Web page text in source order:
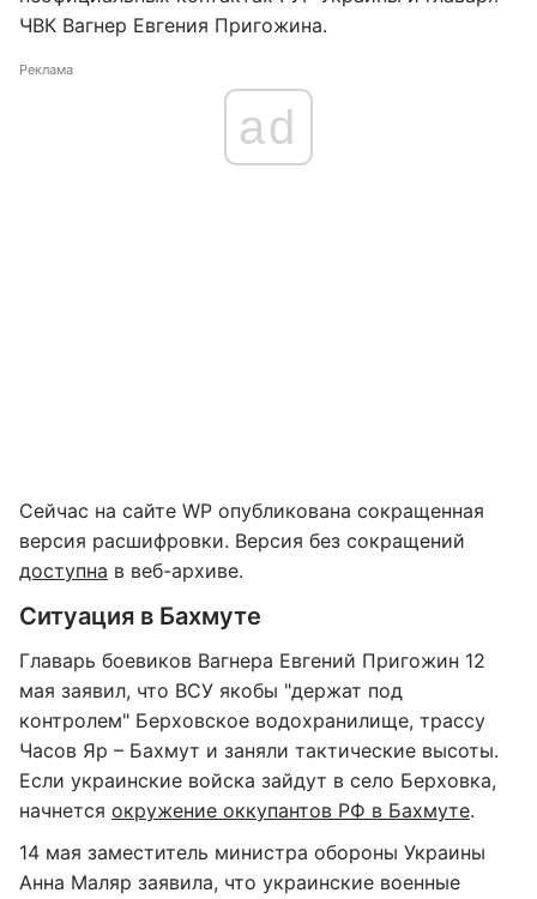
ЧВК Вагнер Евгения Пригожина.
Реклама
ad
Сейчас на сайте WP опубликована сокращенная
версия расшифровки. Версия без сокращений
доступна в веб-архиве.
Ситуация в Бахмуте
Главарь боевиков Вагнера Евгений Пригожин 12
мая заявил, что ВСУ якобы "держат под
контролем" Берховское водохранилище, трассу
Часов Яр – Бахмут и заняли тактические высоты.
Если украинские войска зайдут в село Берховка,
начнется окружение оккупантов РФ в Бахмуте.
14 мая заместитель министра обороны Украины
Анна Маляр заявила, что украинские военные